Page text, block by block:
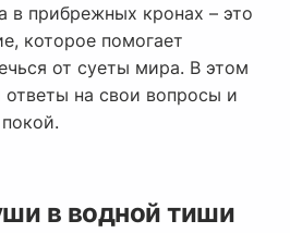
в прибрежных кронах – это
которое помогает
от суеты мира. В этом
на свои вопросы и
в водной тиши